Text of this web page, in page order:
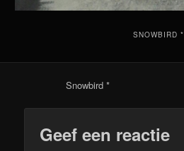
SNOWBIRD *
Snowbird *
Geef een reactie